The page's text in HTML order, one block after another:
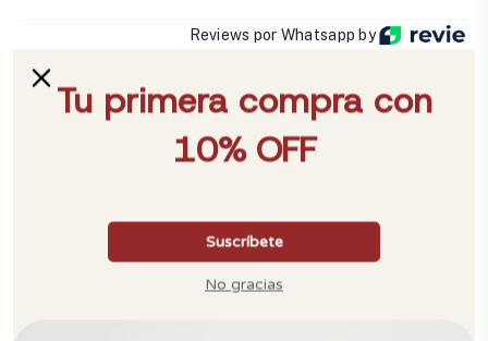
Reviews por Whatsapp by